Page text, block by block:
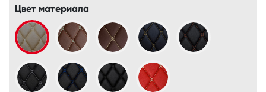
Цвет материала